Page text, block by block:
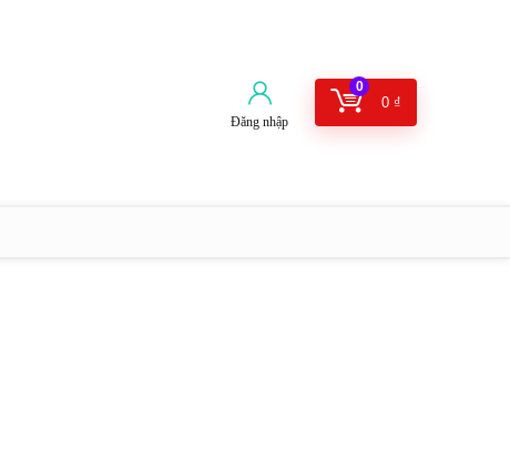
Đăng nhập
0
0 ₫